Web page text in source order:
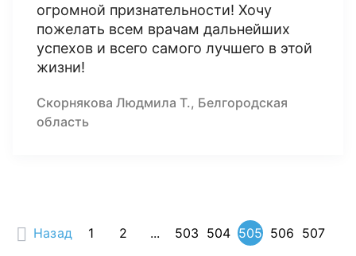
огромной признательности! Хочу
пожелать всем врачам дальнейших
успехов и всего самого лучшего в этой
жизни!
Скорнякова Людмила Т., Белгородская
область
Назад 1 2 ... 503 504 505 506 507